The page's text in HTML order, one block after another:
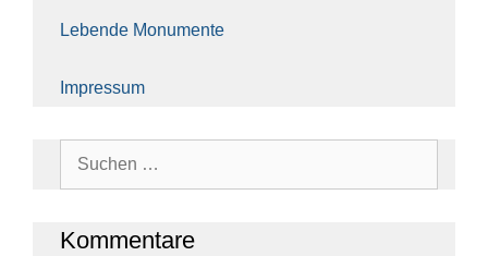
Leben­de Monu­men­te
Impres­sum
Kom­men­ta­re